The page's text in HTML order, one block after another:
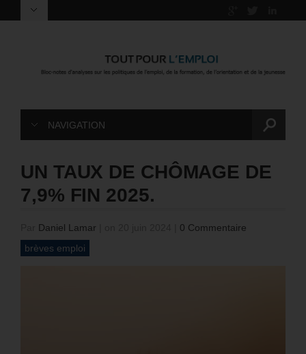
NAVIGATION
UN TAUX DE CHÔMAGE DE
7,9% FIN 2025.
Daniel Lamar
0 Commentaire
brèves emploi